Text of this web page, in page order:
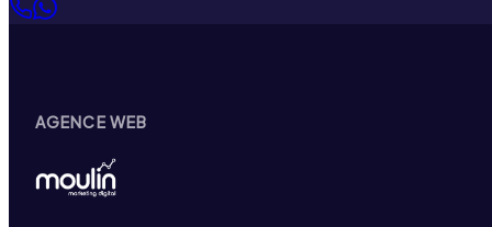
AGENCE WEB